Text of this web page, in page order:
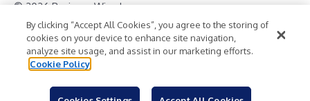
© 2026 Business Wire, Inc.
Privacy Policy Cookie Policy
Accessibility Statement
Terms of Use
Legal
By clicking “Accept All Cookies”, you agree to the storing of
cookies on your device to enhance site navigation,
analyze site usage, and assist in our marketing efforts.
Cookie Policy